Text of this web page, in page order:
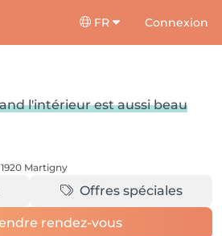
FR Connexion
l'intérieur est aussi beau
1920 Martigny
Offres spéciales
rendez-vous